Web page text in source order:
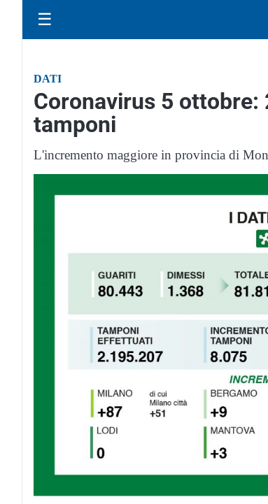
☰
DATI
Coronavirus 5 ottobre:
tamponi
L'incremento maggiore in provincia di